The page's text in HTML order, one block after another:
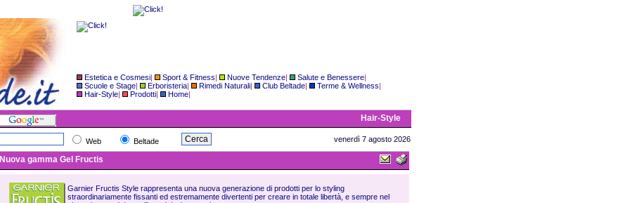
Estetica e Cosmesi| Sport & Fitness| Nuove Tendenze| Salute e Benessere|
Scuole e Stage| Erboristeria| Rimedi Naturali| Club Beltade| Terme & Wellness|
Hair-Style| Prodotti| Home|
Hair-Style
Web Beltade venerdì 7 agosto 2026
Nuova gamma Gel Fructis
Garnier Fructis Style rappresenta una nuova generazione di prodotti per lo styling
straordinariamente fissanti ed estremamente divertenti per creare in totale libertà, e sempre nel